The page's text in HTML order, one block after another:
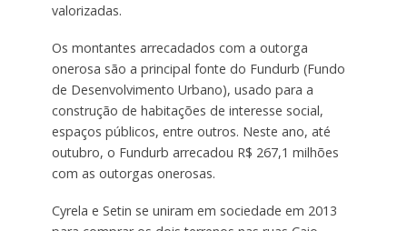
valorizadas.
Os montantes arrecadados com a outorga
onerosa são a principal fonte do Fundurb (Fundo
de Desenvolvimento Urbano), usado para a
construção de habitações de interesse social,
espaços públicos, entre outros. Neste ano, até
outubro, o Fundurb arrecadou R$ 267,1 milhões
com as outorgas onerosas.
Cyrela e Setin se uniram em sociedade em 2013